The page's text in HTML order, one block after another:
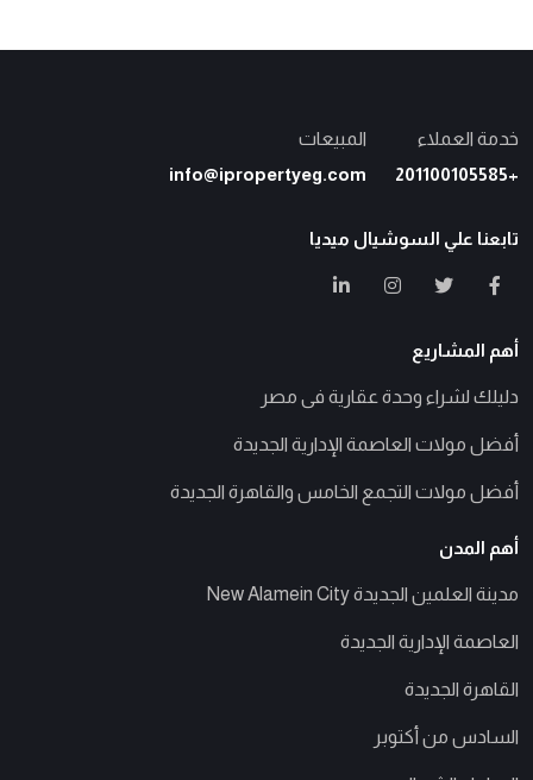
خدمة العملاء
+201100105585
المبيعات
info@ipropertyeg.com
تابعنا علي السوشيال ميديا
أهم المشاريع
دليلك لشراء وحدة عقارية فى مصر
أفضل مولات العاصمة الإدارية الجديدة
أفضل مولات التجمع الخامس والقاهرة الجديدة
أهم المدن
مدينة العلمين الجديدة New Alamein City
العاصمة الإدارية الجديدة
القاهرة الجديدة
السادس من أكتوبر